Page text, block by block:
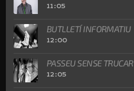
11:05
BUTLLETÍ INFORMATIU
12:00
PASSEU SENSE TRUCAR
12:05